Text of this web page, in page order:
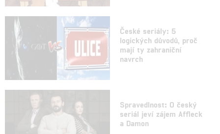
České seriály: 5
logických důvodů, proč
mají ty zahraniční
navrch
Spravedlnost: O český
seriál jeví zájem Affleck
a Damon